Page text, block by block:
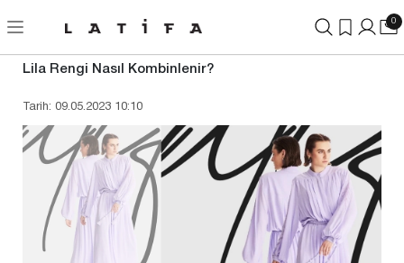
0
Lila Rengi Nasıl Kombinlenir?
Tarih: 09.05.2023 10:10